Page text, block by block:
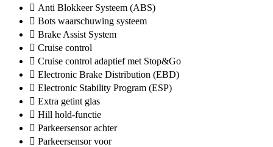
Anti Blokkeer Systeem (ABS)
Bots waarschuwing systeem
Brake Assist System
Cruise control
Cruise control adaptief met Stop&Go
Electronic Brake Distribution (EBD)
Electronic Stability Program (ESP)
Extra getint glas
Hill hold-functie
Parkeersensor achter
Parkeersensor voor